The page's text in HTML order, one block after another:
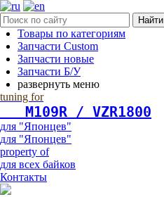
Найти
Товары по категориям
Запчасти Custom
Запчасти новые
Запчасти Б/У
развернуть меню
tuning for
   М109R / VZR1800
для "Японцев"
для "Японцев"
property of
для всех байков
Контакты